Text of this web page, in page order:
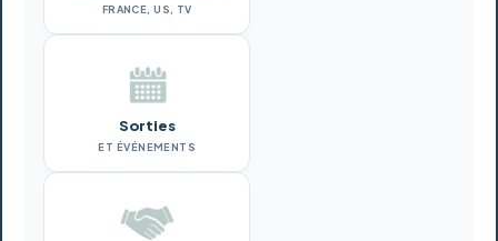
FRANCE, US, TV
Sorties
ET ÉVÉNEMENTS